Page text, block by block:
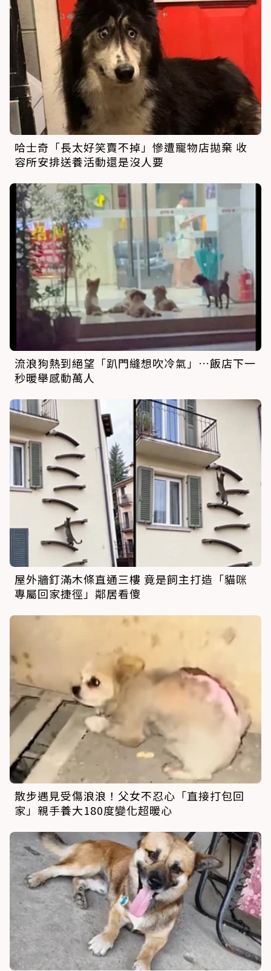
哈士奇「長太好笑賣不掉」慘遭寵物店拋棄 收
容所安排送養活動還是沒人要
流浪狗熱到絕望「趴門縫想吹冷氣」…飯店下一
秒暖舉感動萬人
屋外牆釘滿木條直通三樓 竟是飼主打造「貓咪
專屬回家捷徑」鄰居看傻
散步遇見受傷浪浪！父女不忍心「直接打包回
家」親手養大180度變化超暖心